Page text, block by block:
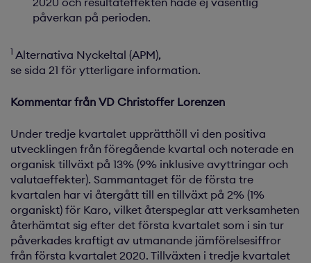
påverkan på perioden.
1 Alternativa Nyckeltal (APM),
se sida 21 för ytterligare information.
Kommentar från VD Christoffer Lorenzen
Under tredje kvartalet upprätthöll vi den positiva
utvecklingen från föregående kvartal och noterade en
organisk tillväxt på 13% (9% inklusive avyttringar och
valutaeffekter). Sammantaget för de första tre
kvartalen har vi återgått till en tillväxt på 2% (1%
organiskt) för Karo, vilket återspeglar att verksamheten
återhämtat sig efter det första kvartalet som i sin tur
påverkades kraftigt av utmanande jämförelsesiffror
från första kvartalet 2020. Tillväxten i tredje kvartalet